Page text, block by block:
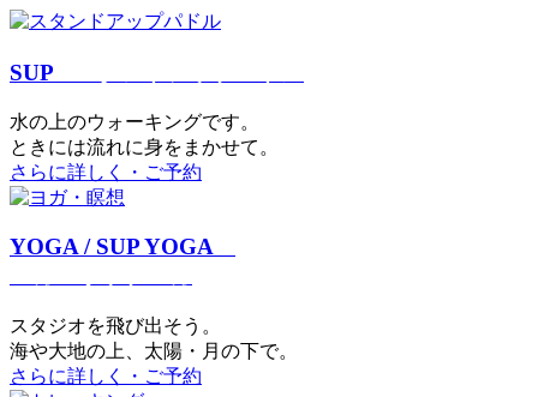
SUP
⽔の上のウォーキングです。
ときには流れに身をまかせて。
さらに詳しく・ご予約
YOGA / SUP YOGA
スタジオを⾶び出そう。
海や大地の上、太陽・⽉の下で。
さらに詳しく・ご予約